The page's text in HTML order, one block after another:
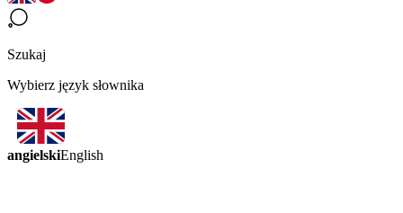
Szukaj
Wybierz język słownika
angielskiEnglish